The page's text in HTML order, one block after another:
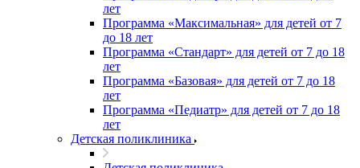
лет
Программа «Максимальная» для детей от 7
до 18 лет
Программа «Стандарт» для детей от 7 до 18
лет
Программа «Базовая» для детей от 7 до 18
лет
Программа «Педиатр» для детей от 7 до 18
лет
Детская поликлиника